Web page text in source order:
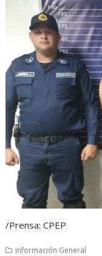
/Prensa: CPEP
Información General